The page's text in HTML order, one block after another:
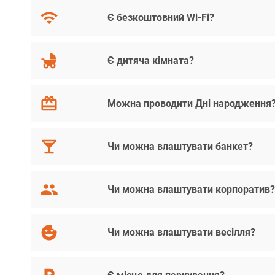
Є безкоштовний Wi-Fi?
Є дитяча кімната?
Можна проводити Дні
Чи можна влаштувати банкет?
Чи можна влаштувати корпоратив?
Чи можна влаштувати весілля?